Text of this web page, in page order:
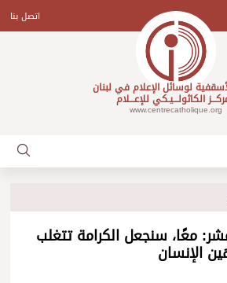
اتصل بنا
لوسائل الإعلام في لبنان
الكاثولـــيـكي للإعـــلام
www.centrecatholique.org
عشر: معًا، سنجعل الكرامة تتغلب
الإنسان